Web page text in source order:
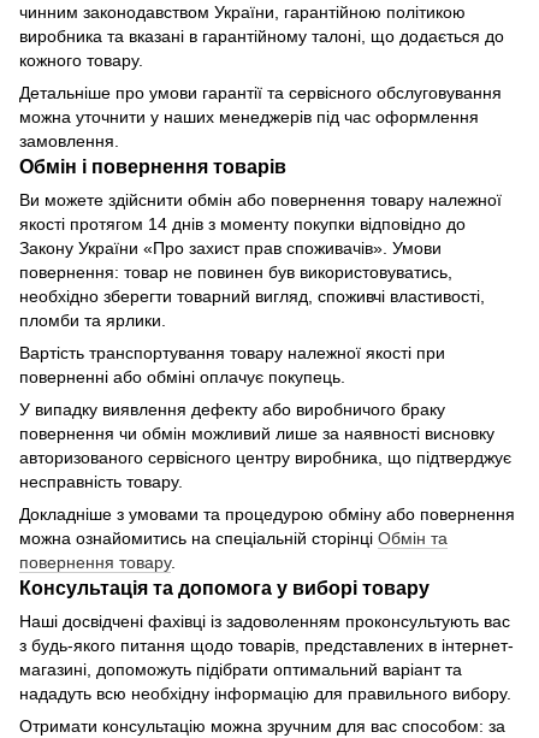
чинним законодавством України, гарантійною політикою
виробника та вказані в гарантійному талоні, що додається до
кожного товару.
Детальніше про умови гарантії та сервісного обслуговування
можна уточнити у наших менеджерів під час оформлення
замовлення.
Обмін і повернення товарів
Ви можете здійснити обмін або повернення товару належної
якості протягом 14 днів з моменту покупки відповідно до
Закону України «Про захист прав споживачів». Умови
повернення: товар не повинен був використовуватись,
необхідно зберегти товарний вигляд, споживчі властивості,
пломби та ярлики.
Вартість транспортування товару належної якості при
поверненні або обміні оплачує покупець.
У випадку виявлення дефекту або виробничого браку
повернення чи обмін можливий лише за наявності висновку
авторизованого сервісного центру виробника, що підтверджує
несправність товару.
Докладніше з умовами та процедурою обміну або повернення
можна ознайомитись на спеціальній сторінці Обмін та
повернення товару.
Консультація та допомога у виборі товару
Наші досвідчені фахівці із задоволенням проконсультують вас
з будь-якого питання щодо товарів, представлених в інтернет-
магазині, допоможуть підібрати оптимальний варіант та
нададуть всю необхідну інформацію для правильного вибору.
Отримати консультацію можна зручним для вас способом: за